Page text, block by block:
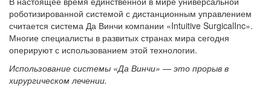
роботизированной системой с дистанционным управлением
считается система Да Винчи компании «Intuitive SurgicalInc».
Многие специалисты в развитых странах мира сегодня
оперируют с использованием этой технологии.
Использование системы «Да Винчи» — это прорыв в
хирургическом лечении.